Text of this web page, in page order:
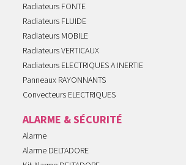
Radiateurs FONTE
Radiateurs FLUIDE
Radiateurs MOBILE
Radiateurs VERTICAUX
Radiateurs ELECTRIQUES A INERTIE
Panneaux RAYONNANTS
Convecteurs ELECTRIQUES
ALARME & SÉCURITÉ
Alarme
Alarme DELTADORE